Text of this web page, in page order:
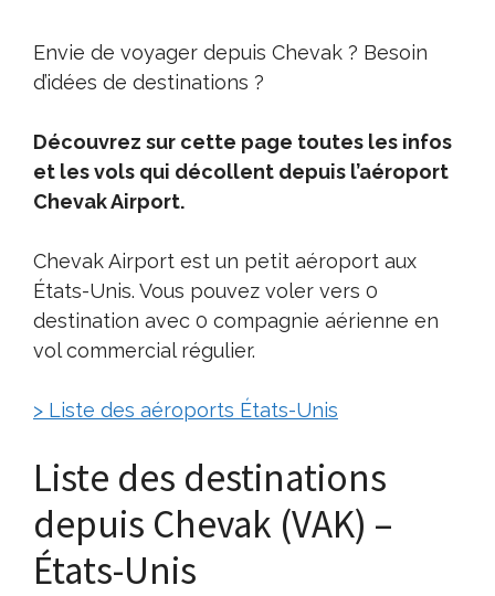
Envie de voyager depuis Chevak ? Besoin
d’idées de destinations ?
Découvrez sur cette page toutes les infos
et les vols qui décollent depuis l’aéroport
Chevak Airport.
Chevak Airport est un petit aéroport aux
États-Unis. Vous pouvez voler vers 0
destination avec 0 compagnie aérienne en
vol commercial régulier.
> Liste des aéroports États-Unis
Liste des destinations
depuis Chevak (VAK) –
États-Unis